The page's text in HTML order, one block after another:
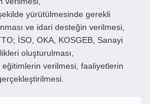
yürütülmesinde gerekli
ve idari desteğin verilmesi,
İSO, OKA, KOSGEB, Sanayi
oluşturulması,
verilmesi, faaliyetlerin